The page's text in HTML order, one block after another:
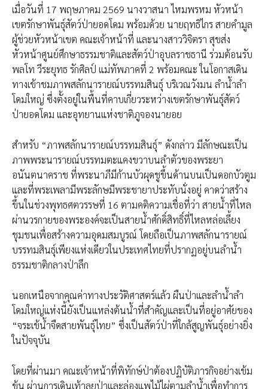
เมื่อวันที่ 17 พฤษภาคม 2569 นางวาสนา ไหมพรหม หัวหน้า
เขตรักษาพันธุ์สัตว์ป่ายอดโดม พร้อมด้วย นายฤทธิไกร สายคำมูล
ผู้ช่วยหัวหน้าเขต คณะเจ้าหน้าที่ และนางสาววิจิตรา สุขส่ง
หัวหน้าศูนย์ศึกษาธรรมชาติและสัตว์ป่าอุบลราชธานี ร่วมต้อนรับ
พลโท วีระยุทธ รักศิลป์ แม่ทัพภาคที่ 2 พร้อมคณะ ในโอกาสเดิน
ทางเข้าชมภาพสลักนารายณ์บรรทมสินธุ์ บริเวณวังมน ลำน้ำลำ
โดมใหญ่ ซึ่งตั้งอยู่ในพื้นที่คาบเกี่ยวระหว่างเขตรักษาพันธุ์สัตว์
ป่ายอดโดม และอุทยานแห่งชาติภูจองนายอย
สำหรับ “ภาพสลักนารายณ์บรรทมสินธุ์” ดังกล่าว มีลักษณะเป็น
ภาพพระนารายณ์บรรทมตะแคงขวาบนลำตัวของพระยา
อนันตนาคราช ที่พระนาภีมีก้านบัวผุดชูขึ้นด้านบนเป็นดอกบัวตูม
และที่พระเพลามีพระลักษมีพระชายาประทับนั่งอยู่ คาดว่าสร้าง
ขึ้นในช่วงพุทธศตวรรษที่ 16 ตามคติความเชื่อที่ว่า สายน้ำที่ไหล
ผ่านวรกายของพระองค์จะเป็นสายน้ำศักดิ์สิทธิ์ที่ไหลหล่อเลี้ยง
ชุมชนเพื่อสร้างความอุดมสมบูรณ์ โดยถือเป็นภาพสลักนารายณ์
บรรทมสินธุ์เพียงแห่งเดียวในประเทศไทยที่ปรากฏอยู่บนลำน้ำ
ธรรมชาติกลางป่าลึก
นอกเหนือจากคุณค่าทางประวัติศาสตร์แล้ว ผืนป่าและลำน้ำลำ
โดมใหญ่แห่งนี้ยังเป็นแหล่งต้นน้ำที่สำคัญและเป็นที่อยู่อาศัยของ
“จระเข้น้ำจืดสายพันธุ์ไทย” ซึ่งเป็นสัตว์ป่าที่ใกล้สูญพันธุ์อย่างยิ่ง
ในปัจจุบัน
โดยที่ผ่านมา คณะเจ้าหน้าที่พิทักษ์ป่าต้องปฏิบัติภารกิจอย่างเข้ม
ข้น ผ่านการเดินเท้าลุยป่าและล่องแพไม้ไผ่ตามลำน้ำเพื่อทำการ